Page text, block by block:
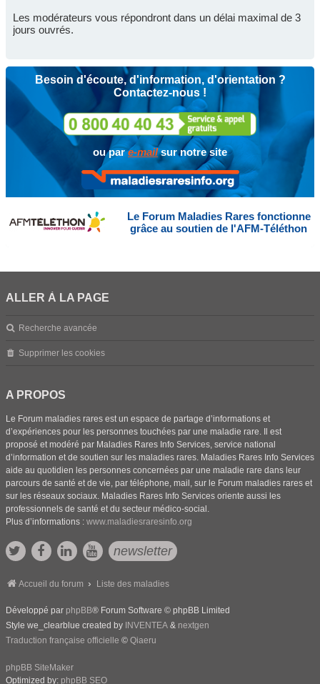
Les modérateurs vous répondront dans un délai maximal de 3
jours ouvrés.
Besoin d'écoute, d'information, d'orientation ?
Contactez-nous !
ou pare-mailsur notre site
Le Forum Maladies Rares fonctionne
grâce au soutien de l'AFM-Téléthon
ALLER À LA PAGE
Recherche avancée
Supprimer les cookies
A PROPOS
Le Forum maladies rares est un espace de partage d’informations et
d’expériences pour les personnes touchées par une maladie rare. Il est
proposé et modéré par Maladies Rares Info Services, service national
d’information et de soutien sur les maladies rares. Maladies Rares Info Services
aide au quotidien les personnes concernées par une maladie rare dans leur
parcours de santé et de vie, par téléphone, mail, sur le Forum maladies rares et
sur les réseaux sociaux. Maladies Rares Info Services oriente aussi les
professionnels de santé et du secteur médico-social.
Plus d’informations : www.maladiesraresinfo.org
newsletter
Accueil du forum Liste des maladies
Développé par phpBB® Forum Software © phpBB Limited
Style we_clearblue created by INVENTEA & nextgen
Traduction française officielle © Qiaeru
phpBB SiteMaker
Optimized by: phpBB SEO